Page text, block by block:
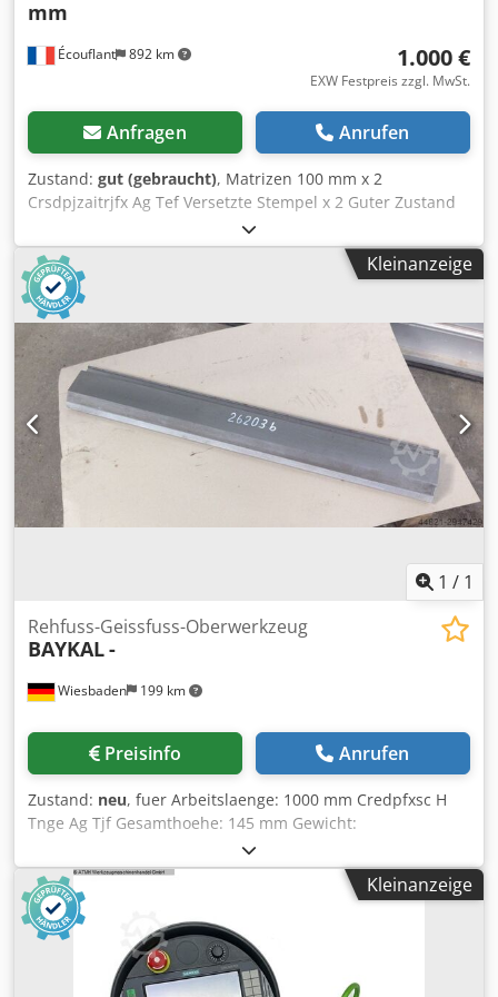
Écouflant 892 km
mm
1.000 €
EXW Festpreis zzgl. MwSt.
Anfragen Anrufen
Zustand: gut (gebraucht), Matrizen 100 mm x 2
Crsdpjzaitrjfx Ag Tef Versetzte Stempel x 2 Guter Zustand
Kleinanzeige
1 / 1
Wiesbaden 199 km
Rehfuss-Geissfuss-Oberwerkzeug
BAYKAL-
Preisinfo Anrufen
Zustand: neu, fuer Arbeitslaenge: 1000 mm Credpfxsc H
Tnge Ag Tjf Gesamthoehe: 145 mm Gewicht:
Kleinanzeige